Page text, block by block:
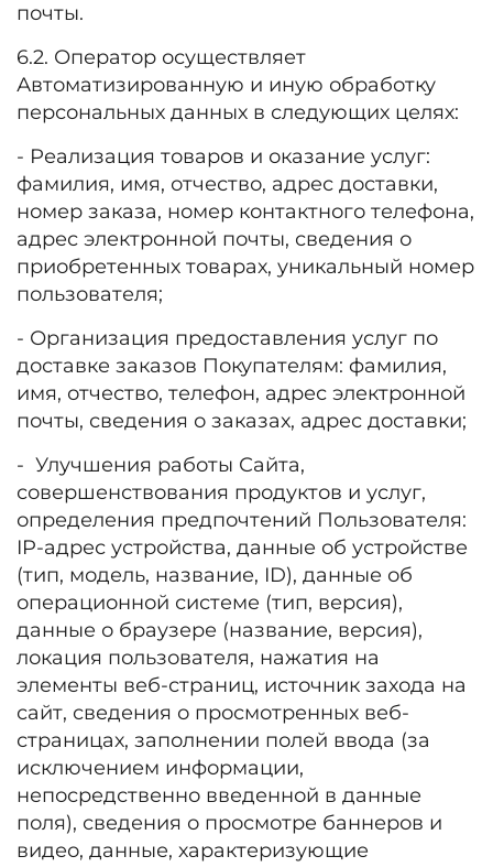
почты.
6.2. Оператор осуществляет
Автоматизированную и иную обработку
персональных данных в следующих целях:
- Реализация товаров и оказание услуг:
фамилия, имя, отчество, адрес доставки,
номер заказа, номер контактного телефона,
адрес электронной почты, сведения о
приобретенных товарах, уникальный номер
пользователя;
- Организация предоставления услуг по
доставке заказов Покупателям: фамилия,
имя, отчество, телефон, адрес электронной
почты, сведения о заказах, адрес доставки;
- Улучшения работы Сайта,
совершенствования продуктов и услуг,
определения предпочтений Пользователя:
IP-адрес устройства, данные об устройстве
(тип, модель, название, ID), данные об
операционной системе (тип, версия),
данные о браузере (название, версия),
локация пользователя, нажатия на
элементы веб-страниц, источник захода на
сайт, сведения о просмотренных веб-
страницах, заполнении полей ввода (за
исключением информации,
непосредственно введенной в данные
поля), сведения о просмотре баннеров и
видео, данные, характеризующие